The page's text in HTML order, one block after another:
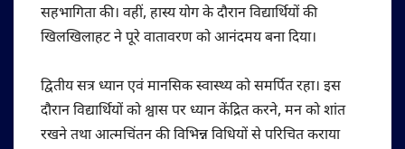
सहभागिता की। वहीं, हास्य योग के दौरान विद्यार्थियों की
खिलखिलाहट ने पूरे वातावरण को आनंदमय बना दिया।
द्वितीय सत्र ध्यान एवं मानसिक स्वास्थ्य को समर्पित रहा। इस
दौरान विद्यार्थियों को श्वास पर ध्यान केंद्रित करने, मन को शांत
रखने तथा आत्मचिंतन की विभिन्न विधियों से परिचित कराया